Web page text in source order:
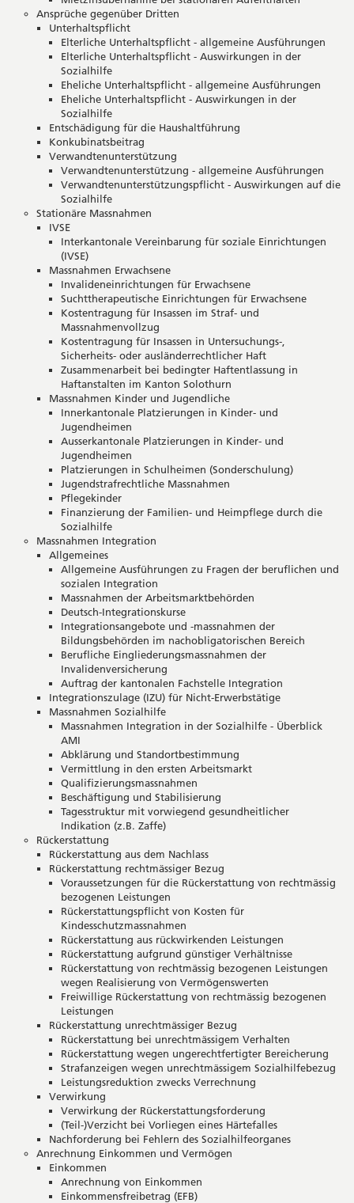
Ansprüche gegenüber Dritten
Unterhaltspflicht
Elterliche Unterhaltspflicht - allgemeine Ausführungen
Elterliche Unterhaltspflicht - Auswirkungen in der
Sozialhilfe
Eheliche Unterhaltspflicht - allgemeine Ausführungen
Eheliche Unterhaltspflicht - Auswirkungen in der
Sozialhilfe
Entschädigung für die Haushaltführung
Konkubinatsbeitrag
Verwandtenunterstützung
Verwandtenunterstützung - allgemeine Ausführungen
Verwandtenunterstützungspflicht - Auswirkungen auf die
Sozialhilfe
Stationäre Massnahmen
IVSE
Interkantonale Vereinbarung für soziale Einrichtungen
(IVSE)
Massnahmen Erwachsene
Invalideneinrichtungen für Erwachsene
Suchttherapeutische Einrichtungen für Erwachsene
Kostentragung für Insassen im Straf- und
Massnahmenvollzug
Kostentragung für Insassen in Untersuchungs-,
Sicherheits- oder ausländerrechtlicher Haft
Zusammenarbeit bei bedingter Haftentlassung in
Haftanstalten im Kanton Solothurn
Massnahmen Kinder und Jugendliche
Innerkantonale Platzierungen in Kinder- und
Jugendheimen
Ausserkantonale Platzierungen in Kinder- und
Jugendheimen
Platzierungen in Schulheimen (Sonderschulung)
Jugendstrafrechtliche Massnahmen
Pflegekinder
Finanzierung der Familien- und Heimpflege durch die
Sozialhilfe
Massnahmen Integration
Allgemeines
Allgemeine Ausführungen zu Fragen der beruflichen und
sozialen Integration
Massnahmen der Arbeitsmarktbehörden
Deutsch-Integrationskurse
Integrationsangebote und -massnahmen der
Bildungsbehörden im nachobligatorischen Bereich
Berufliche Eingliederungsmassnahmen der
Invalidenversicherung
Auftrag der kantonalen Fachstelle Integration
Integrationszulage (IZU) für Nicht-Erwerbstätige
Massnahmen Sozialhilfe
Massnahmen Integration in der Sozialhilfe - Überblick
AMI
Abklärung und Standortbestimmung
Vermittlung in den ersten Arbeitsmarkt
Qualifizierungsmassnahmen
Beschäftigung und Stabilisierung
Tagesstruktur mit vorwiegend gesundheitlicher
Indikation (z.B. Zaffe)
Rückerstattung
Rückerstattung aus dem Nachlass
Rückerstattung rechtmässiger Bezug
Voraussetzungen für die Rückerstattung von rechtmässig
bezogenen Leistungen
Rückerstattungspflicht von Kosten für
Kindesschutzmassnahmen
Rückerstattung aus rückwirkenden Leistungen
Rückerstattung aufgrund günstiger Verhältnisse
Rückerstattung von rechtmässig bezogenen Leistungen
wegen Realisierung von Vermögenswerten
Freiwillige Rückerstattung von rechtmässig bezogenen
Leistungen
Rückerstattung unrechtmässiger Bezug
Rückerstattung bei unrechtmässigem Verhalten
Rückerstattung wegen ungerechtfertigter Bereicherung
Strafanzeigen wegen unrechtmässigem Sozialhilfebezug
Leistungsreduktion zwecks Verrechnung
Verwirkung
Verwirkung der Rückerstattungsforderung
(Teil-)Verzicht bei Vorliegen eines Härtefalles
Nachforderung bei Fehlern des Sozialhilfeorganes
Anrechnung Einkommen und Vermögen
Einkommen
Anrechnung von Einkommen
Einkommensfreibetrag (EFB)